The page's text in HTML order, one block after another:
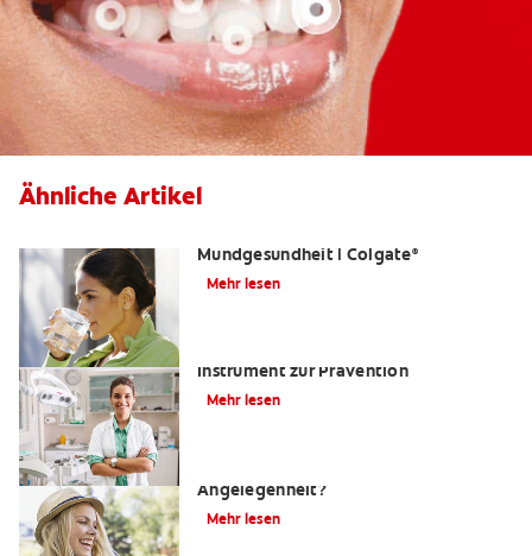
Ähnliche Artikel
Mundgesundheit | Colgate®
Mehr lesen
Instrument zur Prävention
Mehr lesen
Angelegenheit?
Mehr lesen